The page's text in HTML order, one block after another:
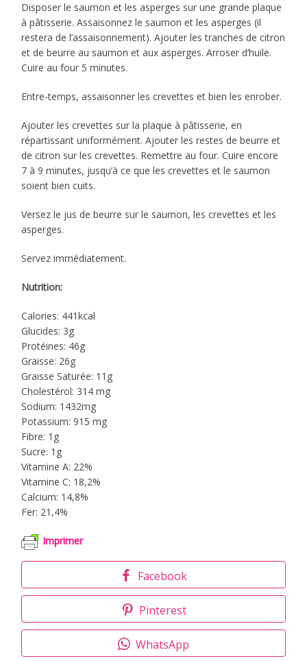
Disposer le saumon et les asperges sur une grande plaque
à pâtisserie. Assaisonnez le saumon et les asperges (il
restera de l’assaisonnement). Ajouter les tranches de citron
et de beurre au saumon et aux asperges. Arroser d’huile.
Cuire au four 5 minutes.
Entre-temps, assaisonner les crevettes et bien les enrober.
Ajouter les crevettes sur la plaque à pâtisserie, en
répartissant uniformément. Ajouter les restes de beurre et
de citron sur les crevettes. Remettre au four. Cuire encore
7 à 9 minutes, jusqu’à ce que les crevettes et le saumon
soient bien cuits.
Versez le jus de beurre sur le saumon, les crevettes et les
asperges.
Servez immédiatement.
Nutrition:
Calories: 441kcal
Glucides: 3g
Protéines: 46g
Graisse: 26g
Graisse Saturée: 11g
Cholestérol: 314 mg
Sodium: 1432mg
Potassium: 915 mg
Fibre: 1g
Sucre: 1g
Vitamine A: 22%
Vitamine C: 18,2%
Calcium: 14,8%
Fer: 21,4%
Imprimer
Facebook
Pinterest
WhatsApp